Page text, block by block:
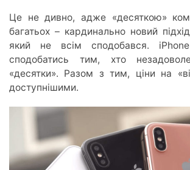
Це не дивно, адже «десяткою»
багатьох – кардинально новий
який не всім сподобався.
сподобатись тим, хто
«десятки». Разом з тим, ціни на
доступнішими.